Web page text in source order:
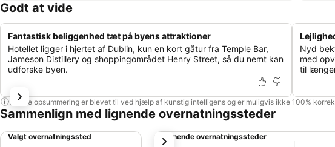
Godt at vide
Fantastisk beliggenhed tæt på byens attraktioner
Hotellet ligger i hjertet af Dublin, kun en kort gåtur fra Temple Bar,
Jameson Distillery og shoppingområdet Henry Street, så du nemt kan
udforske byen.
Nyd
med
til
Denne opsummering er blevet til ved hjælp af kunstig intelligens og er muligvis ikke 100%
Sammenlign med lignende overnatningssteder
Valgt overnatningssted Lignende overnatningssteder
næste